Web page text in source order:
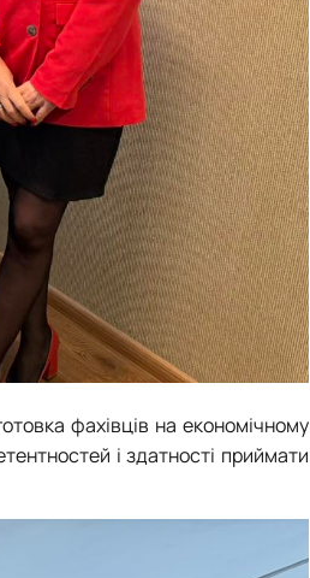
фахівців на економічному
і здатності приймати